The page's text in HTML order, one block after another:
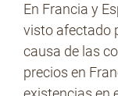
En Francia y
visto afectado
causa de las
precios en